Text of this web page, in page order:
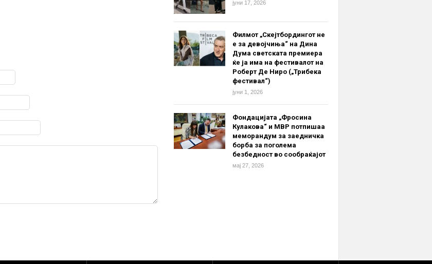
јуни 17, 2026
Филмот „Скејтбордингот не
е за девојчиња“ на Дина
Дума светската премиера
ќе ја има на фестивалот на
Роберт Де Ниро („Трибека
фестивал“)
јуни 1, 2026
Фондацијата „Фросина
Кулакова“ и МВР потпишаа
меморандум за заедничка
борба за поголема
безбедност во сообраќајот
мај 27, 2026